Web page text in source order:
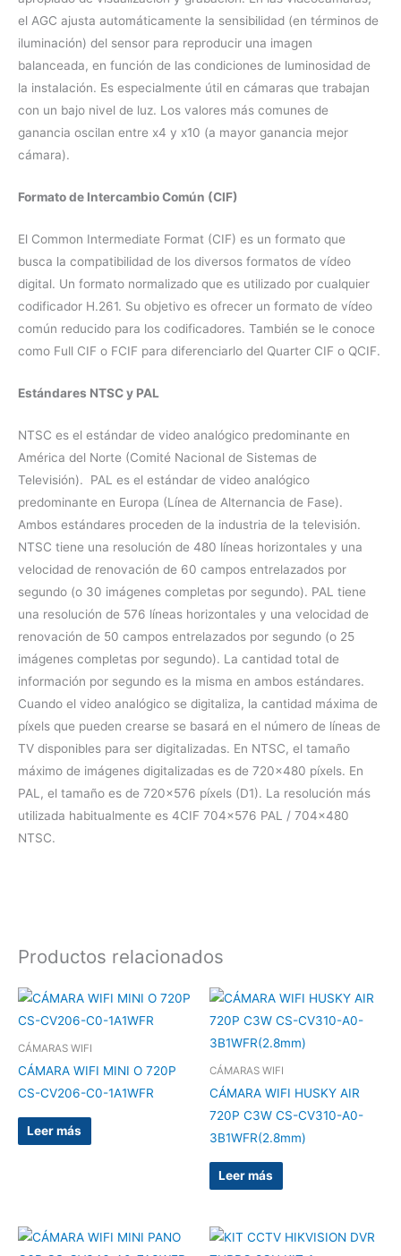
el AGC ajusta automáticamente la sensibilidad (en términos de
iluminación) del sensor para reproducir una imagen
balanceada, en función de las condiciones de luminosidad de
la instalación. Es especialmente útil en cámaras que trabajan
con un bajo nivel de luz. Los valores más comunes de
ganancia oscilan entre x4 y x10 (a mayor ganancia mejor
cámara).
Formato de Intercambio Común (CIF)
El Common Intermediate Format (CIF) es un formato que
busca la compatibilidad de los diversos formatos de vídeo
digital. Un formato normalizado que es utilizado por cualquier
codificador H.261. Su objetivo es ofrecer un formato de vídeo
común reducido para los codificadores. También se le conoce
como Full CIF o FCIF para diferenciarlo del Quarter CIF o QCIF.
Estándares NTSC y PAL
NTSC es el estándar de video analógico predominante en
América del Norte (Comité Nacional de Sistemas de
Televisión). PAL es el estándar de video analógico
predominante en Europa (Línea de Alternancia de Fase).
Ambos estándares proceden de la industria de la televisión.
NTSC tiene una resolución de 480 líneas horizontales y una
velocidad de renovación de 60 campos entrelazados por
segundo (o 30 imágenes completas por segundo). PAL tiene
una resolución de 576 líneas horizontales y una velocidad de
renovación de 50 campos entrelazados por segundo (o 25
imágenes completas por segundo). La cantidad total de
información por segundo es la misma en ambos estándares.
Cuando el video analógico se digitaliza, la cantidad máxima de
píxels que pueden crearse se basará en el número de líneas de
TV disponibles para ser digitalizadas. En NTSC, el tamaño
máximo de imágenes digitalizadas es de 720×480 píxels. En
PAL, el tamaño es de 720×576 píxels (D1). La resolución más
utilizada habitualmente es 4CIF 704×576 PAL / 704×480
NTSC.
Productos relacionados
CÁMARAS WIFI
CÁMARA WIFI MINI O 720P
CS-CV206-C0-1A1WFR
Leer más
CÁMARAS WIFI
CÁMARA WIFI HUSKY AIR
720P C3W CS-CV310-A0-
3B1WFR(2.8mm)
Leer más